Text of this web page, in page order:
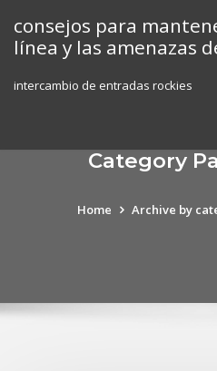
content
consejos para
línea y las amenazas
intercambio de entradas rockies
Category
Home Archive by